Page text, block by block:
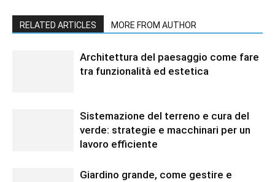
RELATED ARTICLES MORE FROM AUTHOR
Architettura del paesaggio come fare
tra funzionalità ed estetica
Sistemazione del terreno e cura del
verde: strategie e macchinari per un
lavoro efficiente
Giardino grande, come gestire e